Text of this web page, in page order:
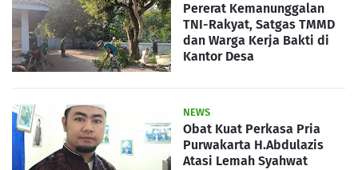
Pererat Kemanunggalan
TNI-Rakyat, Satgas TMMD
dan Warga Kerja Bakti di
Kantor Desa
NEWS
Obat Kuat Perkasa Pria
Purwakarta H.Abdulazis
Atasi Lemah Syahwat